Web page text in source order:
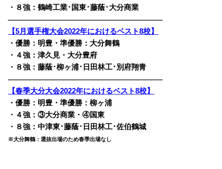
・８強：鶴崎工業･国東･藤蔭･大分商業
————————————————————————
【5月選手権大会2022年におけるベスト8校】
・優勝：明豊・準優勝：大分舞鶴
・４強：津久見・大分豊府
・８強：藤蔭･柳ヶ浦･日田林工･別府翔青
————————————————————————
【春季大分大会2022年におけるベスト8校】
・優勝：明豊・準優勝：柳ヶ浦
・４強：③大分商業・④国東
・８強：中津東･藤蔭･日田林工･佐伯鶴城
※大分舞鶴：選抜出場のため春季出場なし